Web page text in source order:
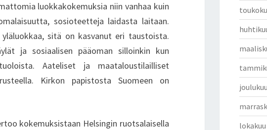
luokkakokemuksia niin vanhaa kuin
sosioteetteja laidasta laitaan.
sitä on kasvanut eri taustoista.
ja sosiaalisen pääoman silloinkin kun
Aateliset ja maataloustilailliset
Kirkon papistosta Suomeen on
kokemuksistaan Helsingin ruotsalaisella
lokakuu